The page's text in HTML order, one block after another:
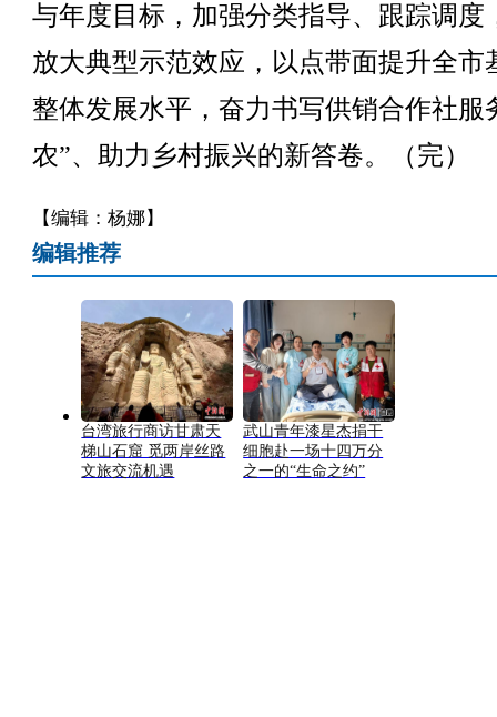
与年度目标，加强分类指导、跟踪调度
放大典型示范效应，以点带面提升全市
整体发展水平，奋力书写供销合作社服
农”、助力乡村振兴的新答卷。（完）
【编辑：杨娜】
编辑推荐
台湾旅行商访甘肃天
梯山石窟 觅两岸丝路
文旅交流机遇
武山青年漆星杰捐干
细胞赴一场十四万分
之一的“生命之约”